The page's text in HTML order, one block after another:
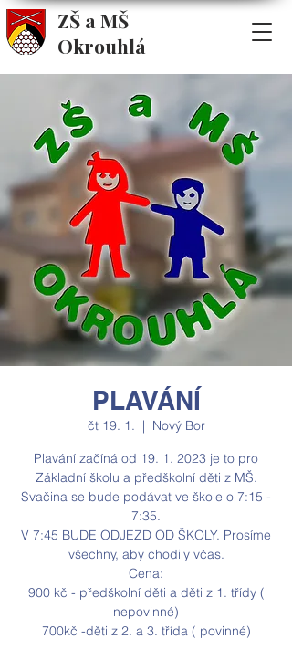
ZŠ a MŠ
Okrouhlá
PLAVÁNÍ
čt 19. 1.
  |
Nový Bor
Plavání začíná od 19. 1. 2023 je to pro
Základní školu a předškolní děti z MŠ.
Svačina se bude podávat ve škole o 7:15 -
7:35.
V 7:45 BUDE ODJEZD OD ŠKOLY. Prosíme
všechny, aby chodily včas.
Cena:
900 kč - předškolní děti a děti z 1. třídy (
nepovinné)